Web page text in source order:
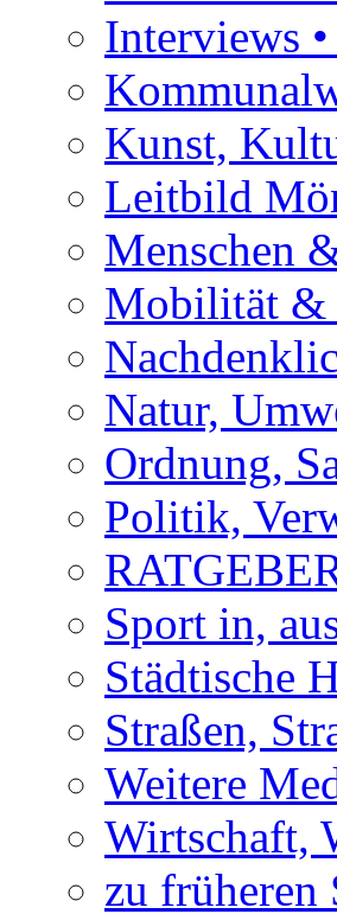
Interviews
Kunst,
Leitbild
Menschen
Mobilität &
Natur,
Ordnung,
Politik,
Sport in,
Städtische
Straßen,
Weitere
Wirtschaft,
zu